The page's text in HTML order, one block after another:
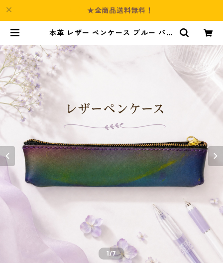
★全商品送料無料！
本革 レザー ペンケース ブルー パー
ドメイド 化粧ポーチ 小物入れ 花柄
ギフト | Culture-Booth
1/7